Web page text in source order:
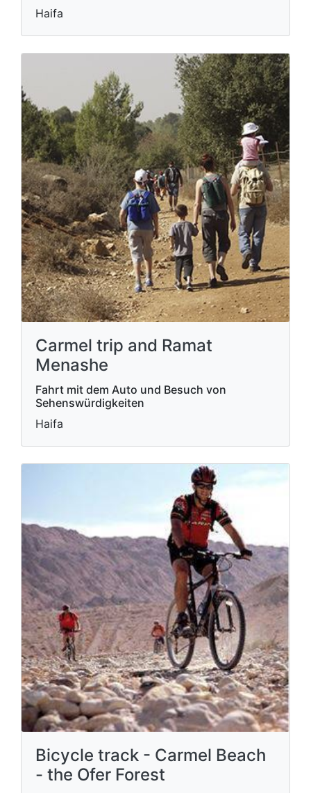
Haifa
Carmel trip and Ramat
Menashe
Fahrt mit dem Auto und Besuch von
Sehenswürdigkeiten
Haifa
Bicycle track - Carmel Beach
- the Ofer Forest